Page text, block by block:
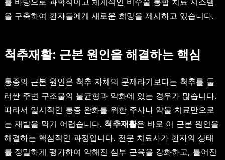
을 구축하여 환자들에게 새로운 희망을 제시하고 있습니다.
척추재활: 근본 원인을 해결하는 핵심
통증의 근본 원인은 척추 자체의 문제라기보다는 척추를 둘
러싼 주변 구조물의 불균형과 약화에 있는 경우가 많습니다.
따라서 일시적인 통증 완화를 위한 주사나 약물 치료만으로
는 재발을 막기 어렵습니다. 척추재활은 바로 이 근본 원인을
해결하는 핵심적인 과정입니다. 전문 치료사가 환자의 상태
를 정밀하게 평가하여 약해진 심부 근육을 강화하고, 틀어진